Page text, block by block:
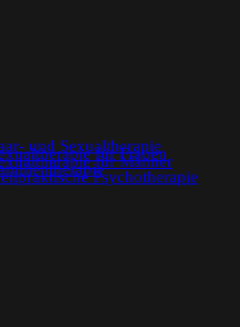
und Sexualtherapie
für Frauen
für Männer
Psychotherapie